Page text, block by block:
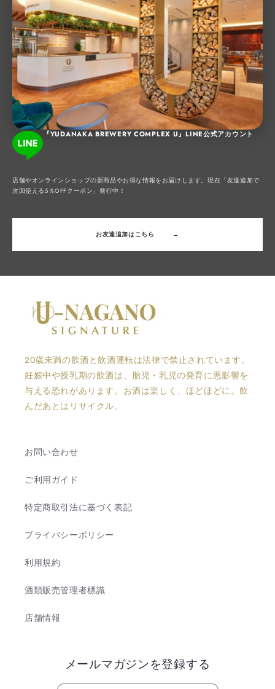
『YUDANAKA BREWERY COMPLEX U』LINE公式アカウント
店舗やオンラインショップの新商品やお得な情報をお届けします。現在「友達追加で
次回使える5％OFFクーポン」発行中！
お友達追加はこちら →
20歳未満の飲酒と飲酒運転は法律で禁止されています。
妊娠中や授乳期の飲酒は、胎児・乳児の発育に悪影響を
与える恐れがあります。お酒は楽しく、ほどほどに。飲
んだあとはリサイクル。
お問い合わせ
ご利用ガイド
特定商取引法に基づく表記
プライバシーポリシー
利用規約
酒類販売管理者標識
店舗情報
メールマガジンを登録する